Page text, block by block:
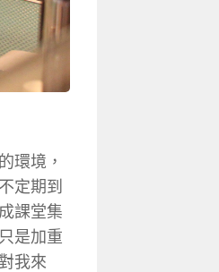
環境，
定期到
課堂集
是加重
我來